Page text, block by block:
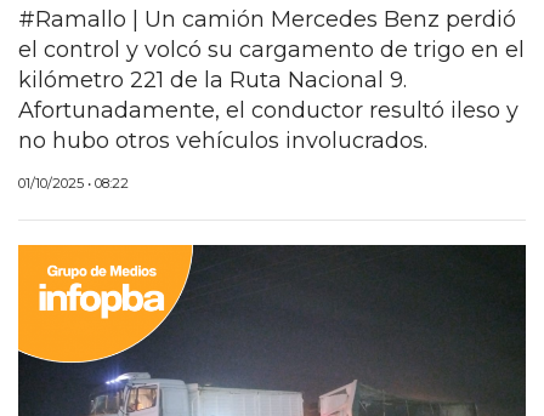
NOTICIAS RECIENTES
SAN NICOLAS
RAMALLO
ECONOMÍA Y NEGOCIOS
ULTIMAS NOTICIAS
TEMAS DESTACADOS
#Ramallo | Un camión Mercedes Benz perdió
el control y volcó su cargamento de trigo en el
kilómetro 221 de la Ruta Nacional 9.
Afortunadamente, el conductor resultó ileso y
no hubo otros vehículos involucrados.
01/10/2025 • 08:22